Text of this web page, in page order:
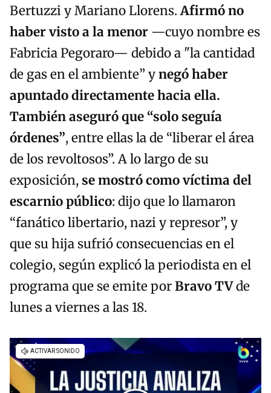
Bertuzzi y Mariano Llorens.Afirmó no
haber visto a la menor —cuyo nombre es
Fabricia Pegoraro— debido a "la cantidad
de gas en el ambiente” ynegó haber
apuntado directamente hacia ella.
También aseguró que “solo seguía
órdenes”, entre ellas la de “liberar el área
de los revoltosos”. A lo largo de su
exposición, se mostró como víctima del
escarnio público: dijo que lo llamaron
“fanático libertario, nazi y represor”, y
que su hija sufrió consecuencias en el
colegio, según explicó la periodista en el
programa que se emite porBravo TVde
lunes a viernes a las 18.